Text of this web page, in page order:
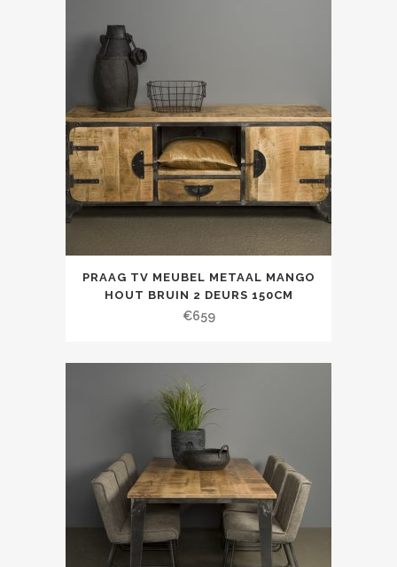
PRAAG TV MEUBEL METAAL MANGO
HOUT BRUIN 2 DEURS 150CM
€659